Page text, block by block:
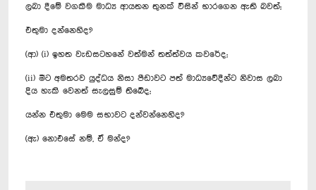
ලබා දීමේ වගකීම මාධ්‍ය ආයතන තුනක් විසින් භාරගෙන ඇති බවත්;
එතුමා දන්නෙහිද?
(ආ) (i) ඉහත වැඩසටහනේ වත්මන් තත්ත්වය කවරේද;
(ii) මීට අමතරව යුද්ධය නිසා පීඩාවට පත් මාධ්‍යවේදීන්ට නිවාස ලබා
දිය හැකි වෙනත් සැලසුම් තිබේද;
යන්න එතුමා මෙම සභාවට දන්වන්නෙහිද?
(ඇ) නොඑසේ නම්, ඒ මන්ද?